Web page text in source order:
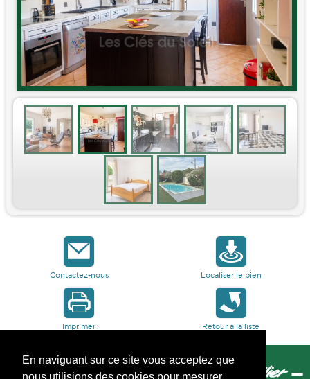
En naviguant sur ce site vous acceptez que
Contactez-nous Localiser le bien
Imprimer Retour à la liste